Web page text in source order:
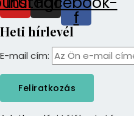
f
Heti hírlevél
E-mail cím: